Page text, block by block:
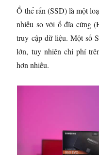
Ổ thể rắn (SSD) là một
nhiều so với ổ đĩa cứng
truy cập dữ liệu. Một số
lớn, tuy nhiên chi phí
hơn nhiều.